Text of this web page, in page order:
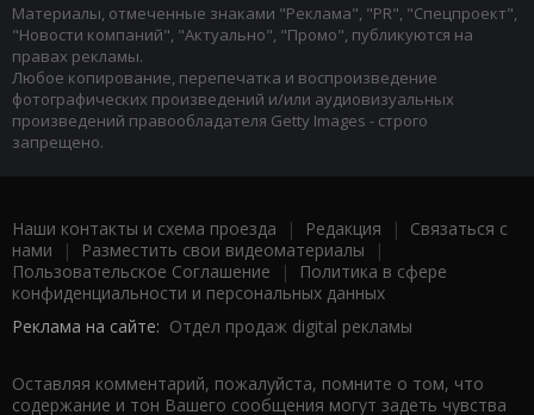
Материалы, отмеченные знаками "Реклама", "PR", "Спецпроект",
"Новости компаний", "Актуально", "Промо", публикуются на
правах рекламы.
Любое копирование, перепечатка и воспроизведение
фотографических произведений и/или аудиовизуальных
произведений правообладателя Getty Images - строго
запрещено.
Наши контакты и схема проезда | Редакция | Связаться с
нами | Разместить свои видеоматериалы |
Пользовательское Соглашение |
Политика в сфере
конфиденциальности и персональных данных
Реклама на сайте: Отдел продаж digital рекламы
Оставляя комментарий, пожалуйста, помните о том, что
содержание и тон Вашего сообщения могут задеть чувства